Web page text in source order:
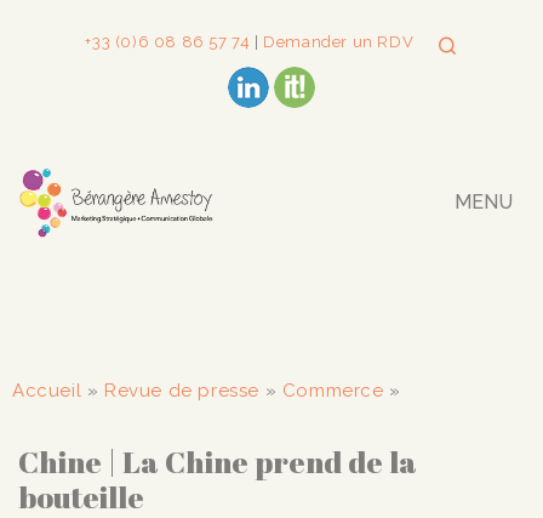
+33 (0)6 08 86 57 74 Demander un RDV
MENU
Accueil » Revue de presse » Commerce »
Chine | La Chine prend de la
bouteille